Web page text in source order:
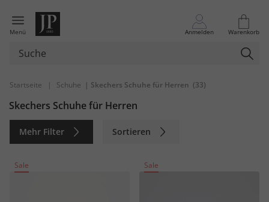
Menü Anmelden Warenkorb
Startseite | Schuhe | Skechers Schuhe für Herren (33)
Skechers Schuhe für Herren
Mehr Filter Sortieren
Sale Sale